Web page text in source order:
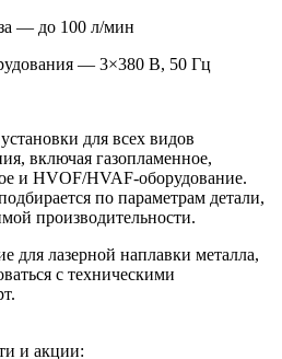
— до 100 л/мин
— 3×380 В, 50 Гц
для всех видов
включая газопламенное,
и HVOF/HVAF-оборудование.
по параметрам детали,
производительности.
для лазерной наплавки металла,
с техническими
и акции: